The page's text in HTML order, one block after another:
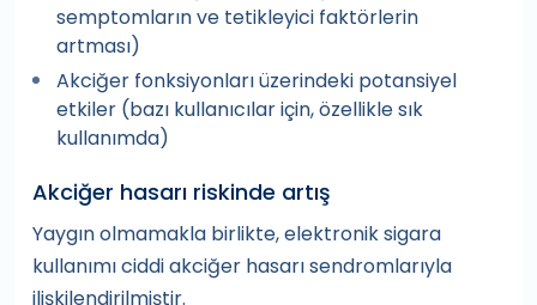
semptomların ve tetikleyici faktörlerin
artması)
Akciğer fonksiyonları üzerindeki potansiyel
etkiler (bazı kullanıcılar için, özellikle sık
kullanımda)
Akciğer hasarı riskinde artış
Yaygın olmamakla birlikte, elektronik sigara
kullanımı ciddi akciğer hasarı sendromlarıyla
ilişkilendirilmiştir.